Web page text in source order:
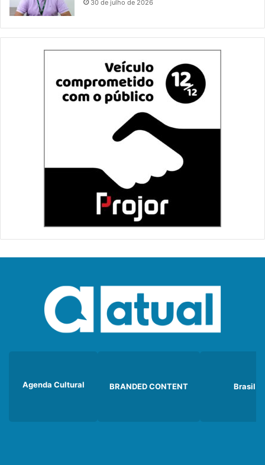
30 de julho de 2026
Agenda Cultural BRANDED CONTENT Brasil